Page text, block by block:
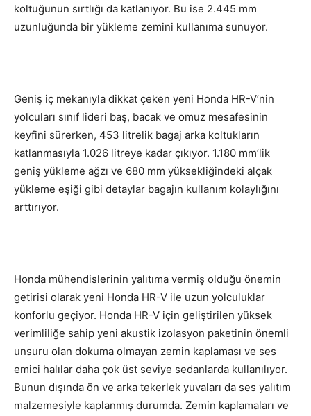
koltuğunun sırtlığı da katlanıyor. Bu ise 2.445 mm
uzunluğunda bir yükleme zemini kullanıma sunuyor.
Geniş iç mekanıyla dikkat çeken yeni Honda HR-V’nin
yolcuları sınıf lideri baş, bacak ve omuz mesafesinin
keyfini sürerken, 453 litrelik bagaj arka koltukların
katlanmasıyla 1.026 litreye kadar çıkıyor. 1.180 mm’lik
geniş yükleme ağzı ve 680 mm yüksekliğindeki alçak
yükleme eşiği gibi detaylar bagajın kullanım kolaylığını
arttırıyor.
Honda mühendislerinin yalıtıma vermiş olduğu önemin
getirisi olarak yeni Honda HR-V ile uzun yolculuklar
konforlu geçiyor. Honda HR-V için geliştirilen yüksek
verimliliğe sahip yeni akustik izolasyon paketinin önemli
unsuru olan dokuma olmayan zemin kaplaması ve ses
emici halılar daha çok üst seviye sedanlarda kullanılıyor.
Bunun dışında ön ve arka tekerlek yuvaları da ses yalıtım
malzemesiyle kaplanmış durumda. Zemin kaplamaları ve